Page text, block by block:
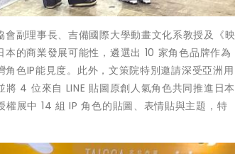
副理事長、吉備國際大學動畫文化系教授及《映
的商業發展可能性，遴選出 10 家角色品牌作為
色IP能見度。此外，文策院特別邀請深受亞洲用
4 位來自 LINE 貼圖原創人氣角色共同推進日本
展中 14 組 IP 角色的貼圖、表情貼與主題，特